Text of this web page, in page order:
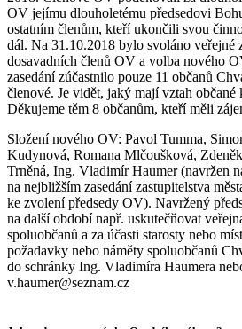
OV jejímu dlouholetému předsedovi
ostatním členům, kteří ukončili svou
dál. Na 31.10.2018 bylo svoláno veřejné
dosavadních členů OV a volba nového
zasedání zúčastnilo pouze 11 občanů
členové. Je vidět, jaký mají vztah občané
Děkujeme těm 8 občanům, kteří měli
Složení nového OV: Pavol Tumma,
Kudynová, Romana Mlčoušková,
Trněná, Ing. Vladimír Haumer (navržen
na nejbližším zasedání zastupitelstva
ke zvolení předsedy OV). Navržený
na další období např. uskutečňovat
spoluobčanů a za účasti starosty nebo
požadavky nebo náměty spoluobčanů
do schránky Ing. Vladimíra Haumera
v.haumer@seznam.cz